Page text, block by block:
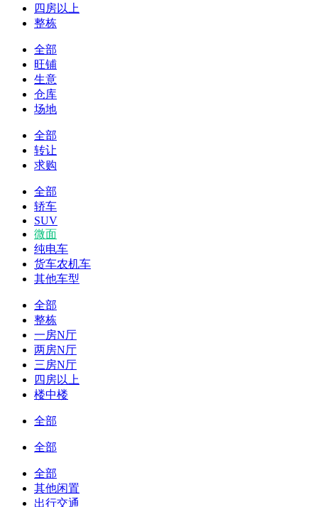
四房以上
整栋
全部
旺铺
生意
仓库
场地
全部
转让
求购
全部
轿车
SUV
微面
纯电车
货车农机车
其他车型
全部
整栋
一房N厅
两房N厅
三房N厅
四房以上
楼中楼
全部
全部
全部
其他闲置
出行交通